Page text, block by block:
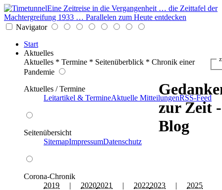
Eine Zeitreise in die Vergangenheit … die Zeittafel der
Machtergreifung 1933 … Parallelen zum Heute entdecken
Navigator
Start
Aktuelles
Aktuelles * Termine * Seitenüberblick * Chronik einer
Pandemie
Aktuelles / Termine
Leitartikel & TermineAktuelle MitteilungenRSS-Feed
Seitenübersicht
SitemapImpressumDatenschutz
Corona-Chronik
2019 | 20202021 | 20222023 | 2025
zur Zeit -
Blog